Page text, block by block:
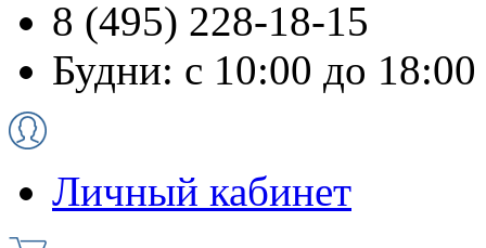
8 (495) 228-18-15
Будни: с 10:00 до 18:00
Личный кабинет